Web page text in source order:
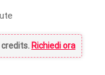
credits. Richiedi ora